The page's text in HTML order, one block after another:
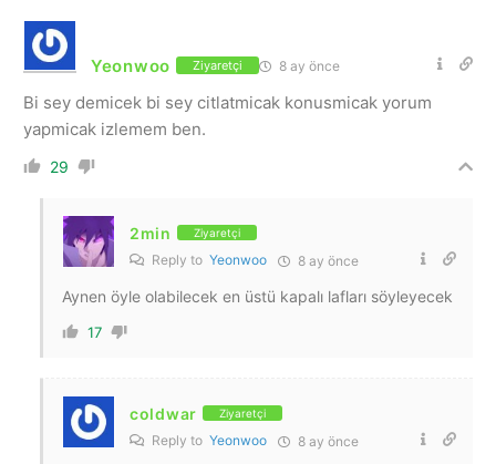
Yeonwoo Ziyaretçi 8 ay önce
Bi sey demicek bi sey citlatmicak konusmicak yorum
yapmicak izlemem ben.
29
2min Ziyaretçi
Reply to Yeonwoo 8 ay önce
Aynen öyle olabilecek en üstü kapalı lafları söyleyecek
17
coldwar Ziyaretçi
Reply to Yeonwoo 8 ay önce